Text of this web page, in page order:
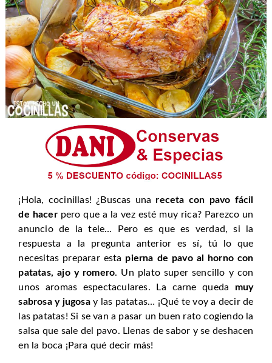
¡Hola, cocinillas! ¿Buscas una receta con pavo fácil
de hacerpero que a la vez esté muy rica? Parezco un
anuncio de la tele… Pero es que es verdad, si la
respuesta a la pregunta anterior es sí, tú lo que
necesitas preparar esta pierna de pavo al horno con
patatas, ajo y romero. Un plato super sencillo y con
unos aromas espectaculares. La carne queda muy
sabrosa y jugosay las patatas… ¡Qué te voy a decir de
las patatas! Si se van a pasar un buen rato cogiendo la
salsa que sale del pavo. Llenas de sabor y se deshacen
en la boca ¡Para qué decir más!